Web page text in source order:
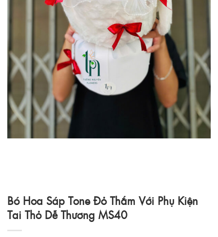
Bó Hoa Sáp Tone Đỏ Thắm Với Phụ Kiện
Tai Thỏ Dễ Thương MS40